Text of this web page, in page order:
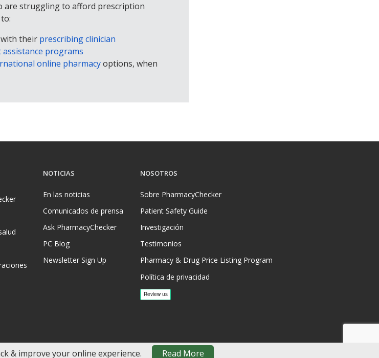
are struggling to afford prescription
their prescribing clinician
assistance programs
online pharmacyoptions, when
NOTICIAS
En las noticias
Comunicados de prensa
Ask PharmacyChecker
PC Blog
Newsletter Sign Up
NOSOTROS
Sobre PharmacyChecker
Patient Safety Guide
Investigación
Testimonios
Pharmacy & Drug Price Listing Program
Política de privacidad